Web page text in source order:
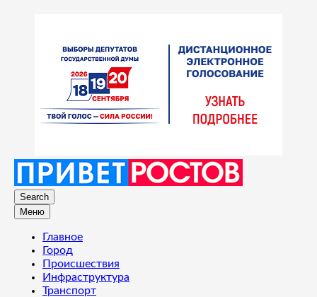
Search
Меню
Главное
Город
Происшествия
Инфраструктура
Транспорт